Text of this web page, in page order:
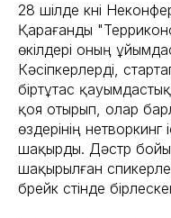
28 шілде күні
Қарағанды
өкілдері оның
Кәсіпкерлерді,
біртұтас
қоя отырып, олар
өздерінің
шақырды. Дәстүр
шақырылған
брейк үстінде